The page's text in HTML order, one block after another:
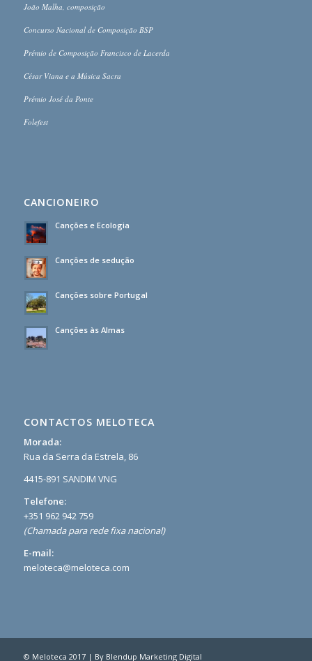
João Malha, composição
Concurso Nacional de Composição BSP
Prémio de Composição Francisco de Lacerda
César Viana e a Música Sacra
Prémio José da Ponte
Folefest
CANCIONEIRO
Canções e Ecologia
Canções de sedução
Canções sobre Portugal
Canções às Almas
CONTACTOS MELOTECA
Morada:
Rua da Serra da Estrela, 86
4415-891 SANDIM VNG
Telefone:
+351 962 942 759
(Chamada para rede fixa nacional)
E-mail:
meloteca@meloteca.com
© Meloteca 2017 | By Blendup Marketing Digital